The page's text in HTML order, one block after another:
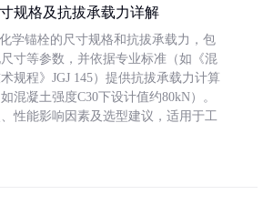
规格及抗拔承载力详解
学锚栓的尺寸规格和抗拔承载力，包
寸等参数，并依据专业标准（如《混
规程》JGJ 145）提供抗拔承载力计算
混凝土强度C30下设计值约80kN）。
性能影响因素及选型建议，适用于工